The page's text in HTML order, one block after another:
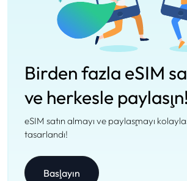
Birden fazla eSIM
ve herkesle paylaşın!
eSIM satın almayı ve paylaşmayı
tasarlandı!
Başlayın